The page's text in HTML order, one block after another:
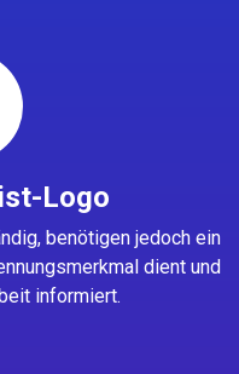
Logo
benötigen jedoch ein
dient und
informiert.